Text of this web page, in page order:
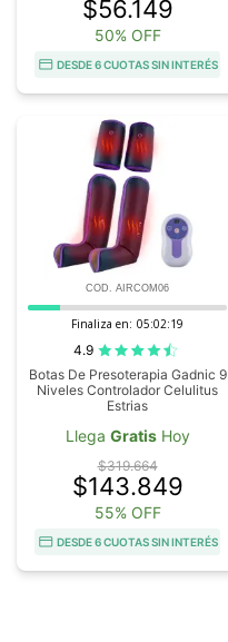
$56.149
50% OFF
DESDE 6 CUOTAS SIN INTERÉS
COD. AIRCOM06
Finaliza en: 05:02:18
4.9
Botas De Presoterapia Gadnic 9
Niveles Controlador Celulitus
Estrias
Llega GratisHoy
$319.664
$143.849
55% OFF
DESDE 6 CUOTAS SIN INTERÉS